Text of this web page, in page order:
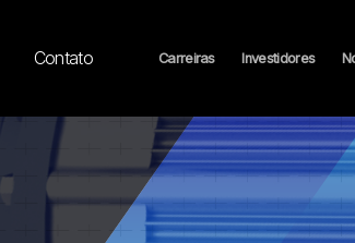
Contato Carreiras Investidores